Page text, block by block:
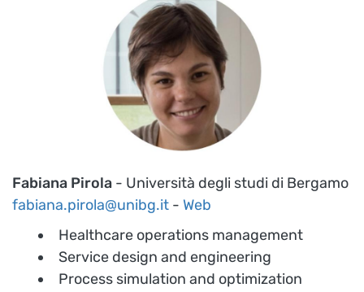
Fabiana Pirola - Università degli studi di Bergamo
fabiana.pirola@unibg.it - Web
Healthcare operations management
Service design and engineering
Process simulation and optimization